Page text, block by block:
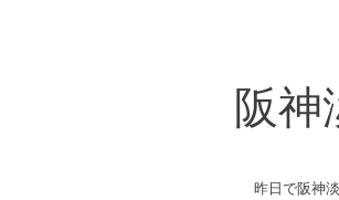
阪神
昨日で阪神